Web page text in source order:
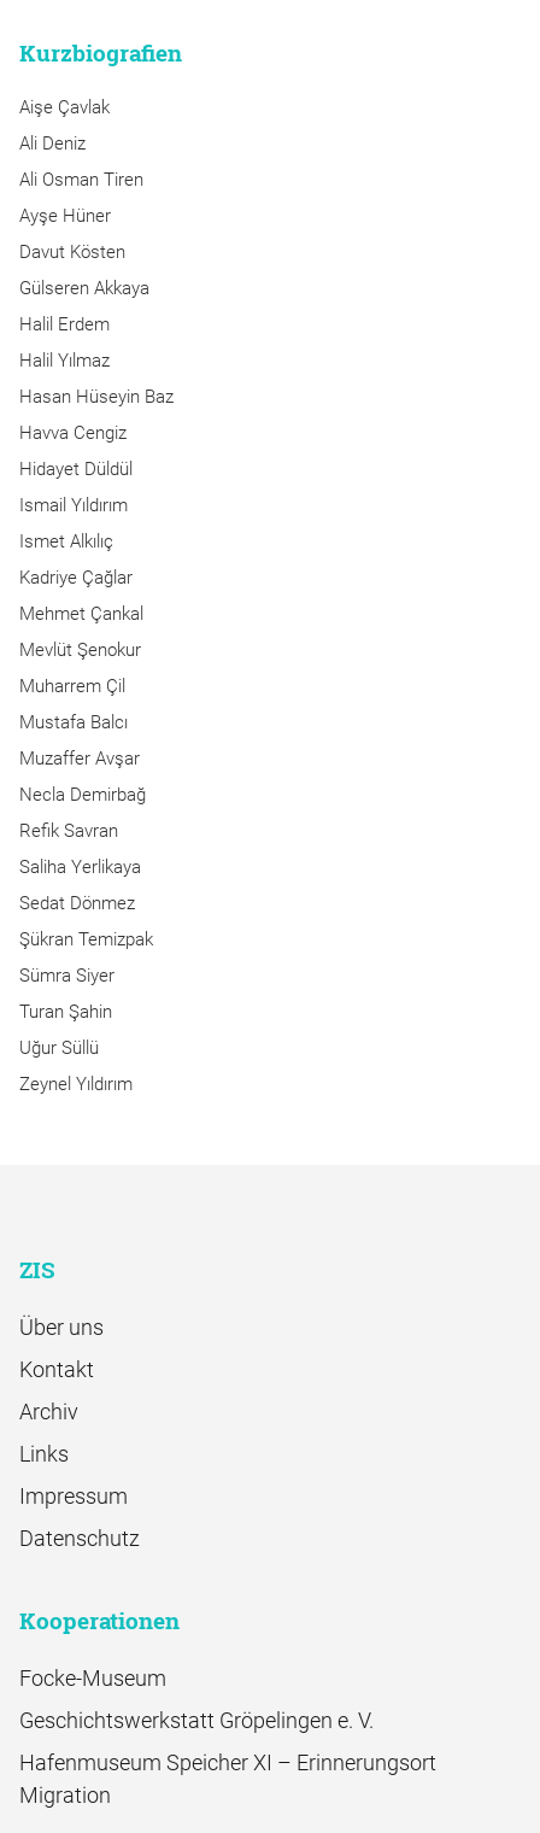
Kurzbiografien
Aişe Çavlak
Ali Deniz
Ali Osman Tiren
Ayşe Hüner
Davut Kösten
Gülseren Akkaya
Halil Erdem
Halil Yılmaz
Hasan Hüseyin Baz
Havva Cengiz
Hidayet Düldül
Ismail Yıldırım
Ismet Alkılıç
Kadriye Çağlar
Mehmet Çankal
Mevlüt Şenokur
Muharrem Çil
Mustafa Balcı
Muzaffer Avşar
Necla Demirbağ
Refik Savran
Saliha Yerlikaya
Sedat Dönmez
Şükran Temizpak
Sümra Siyer
Turan Şahin
Uğur Süllü
Zeynel Yıldırım
ZIS
Über uns
Kontakt
Archiv
Links
Impressum
Datenschutz
Kooperationen
Focke-Museum
Geschichtswerkstatt Gröpelingen e. V.
Hafenmuseum Speicher XI – Erinnerungsort
Migration